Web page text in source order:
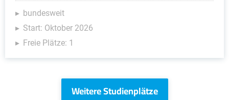
bundesweit
Start: Oktober 2026
Freie Plätze: 1
Weitere Studienplätze